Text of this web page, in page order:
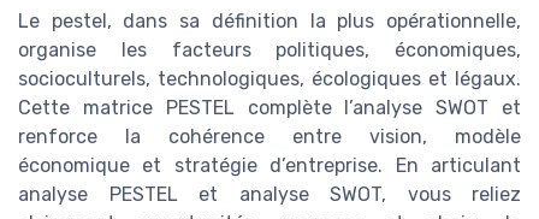
Le pestel, dans sa définition la plus opérationnelle,
organise les facteurs politiques, économiques,
socioculturels, technologiques, écologiques et légaux.
Cette matrice PESTEL complète l’analyse SWOT et
renforce la cohérence entre vision, modèle
économique et stratégie d’entreprise. En articulant
analyse PESTEL et analyse SWOT, vous reliez